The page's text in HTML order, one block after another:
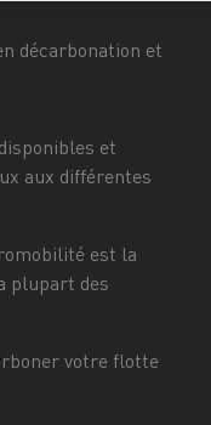
décarbonation et
et
aux différentes
est la
plupart des
votre flotte